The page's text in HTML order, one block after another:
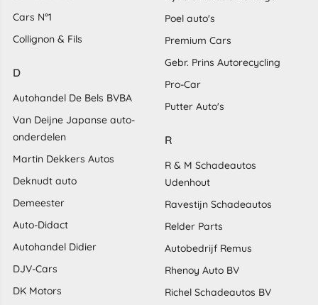
Cars N°1
Collignon & Fils
D
Autohandel De Bels BVBA
Van Deijne Japanse auto-
onderdelen
Martin Dekkers Autos
Deknudt auto
Demeester
Auto-Didact
Autohandel Didier
DJV-Cars
DK Motors
Poel auto's
Premium Cars
Gebr. Prins Autorecycling
Pro-Car
Putter Auto's
R
R & M Schadeautos
Udenhout
Ravestijn Schadeautos
Relder Parts
Autobedrijf Remus
Rhenoy Auto BV
Richel Schadeautos BV